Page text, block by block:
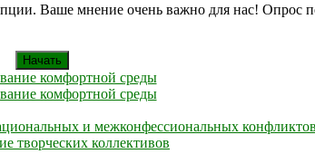
Ваше мнение очень важно для нас!
Начать